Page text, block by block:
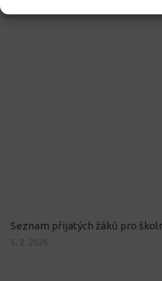
Seznam přijatých žáků pro
5. 2. 2026